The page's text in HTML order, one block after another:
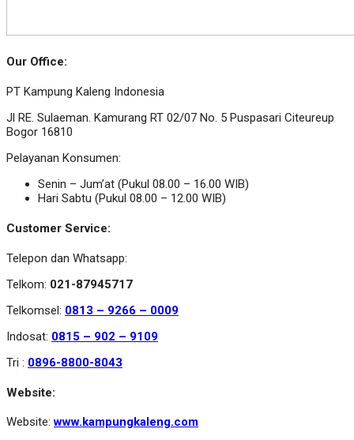
Our Office:
PT Kampung Kaleng Indonesia
Jl RE. Sulaeman. Kamurang RT 02/07 No. 5 Puspasari Citeureup
Bogor 16810
Pelayanan Konsumen:
Senin – Jum’at (Pukul 08.00 – 16.00 WIB)
Hari Sabtu (Pukul 08.00 – 12.00 WIB)
Customer Service:
Telepon dan Whatsapp:
Telkom: 021-87945717
Telkomsel: 0813 – 9266 – 0009
Indosat: 0815 – 902 – 9109
Tri : 0896-8800-8043
Website:
Website:www.kampungkaleng.com